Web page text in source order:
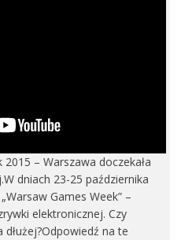
– Warszawa doczekała
dniach 23-25 października
Games Week” –
elektronicznej. Czy
na te